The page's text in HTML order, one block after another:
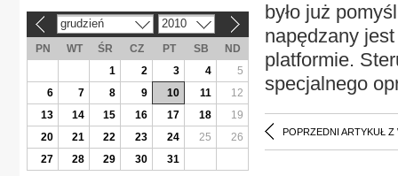
było już
napędzany
platformie.
specjalnego
POPRZEDNI ARTYKUŁ Z
grudzień 2010
PN WT ŚR CZ PT SB
ND
1
2 3 4
5
6
7 8 9 10 11
12
13
14 15 16 17 18
19
20
21 22 23 24 25
26
27
28 29 30 31